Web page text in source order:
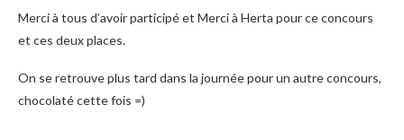
Merci à tous d’avoir participé et Merci à Herta pour ce concours
et ces deux places.
On se retrouve plus tard dans la journée pour un autre concours,
chocolaté cette fois =)